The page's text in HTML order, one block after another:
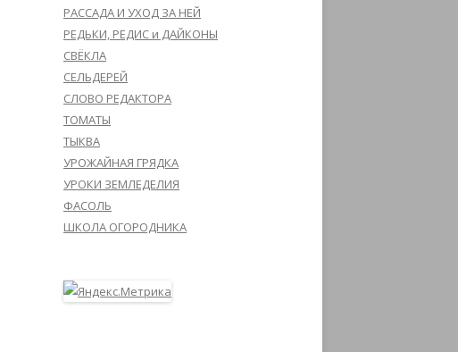
РАССАДА И УХОД ЗА НЕЙ
РЕДЬКИ, РЕДИС и ДАЙКОНЫ
СВЁКЛА
СЕЛЬДЕРЕЙ
СЛОВО РЕДАКТОРА
ТОМАТЫ
ТЫКВА
УРОЖАЙНАЯ ГРЯДКА
УРОКИ ЗЕМЛЕДЕЛИЯ
ФАСОЛЬ
ШКОЛА ОГОРОДНИКА